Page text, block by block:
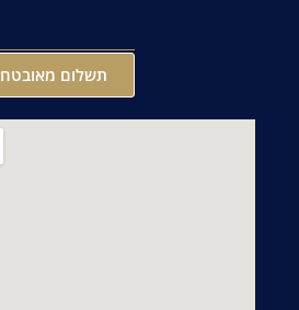
תשלום מאובטח